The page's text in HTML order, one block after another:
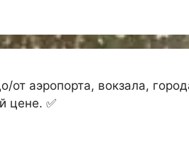
от аэропорта, вокзала,
цене. ✅